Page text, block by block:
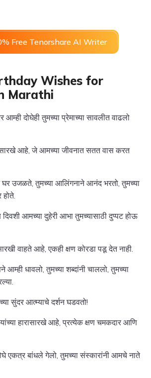
Free Tenorshare AI Writer
Wishes for
Marathi
आम्ही दोघेही तुमच्या प्रेमाच्या सावलीत वाढलो
आहे, जे आमच्या जीवनात सतत वास करत
घर उजळते, तुमच्या आलिंगनाने आनंद भरतो, तुमच्या
होते.
दिवशी आमच्या दुहेरी आभा तुमच्यासाठी दुप्पट होऊ
वाहते आहे, एकही क्षण कोरडा पडू देत नाही.
आम्ही धावलो, तुमच्या शब्दांनी चाललो, तुमच्या
सुंदर आत्म्याचे दर्शन घडवतो!
हारासारखे आहे, प्रत्येक क्षण चमकदार आणि
एकत्र बांधले गेलो, तुमच्या संस्कारांनी आमचे नाते